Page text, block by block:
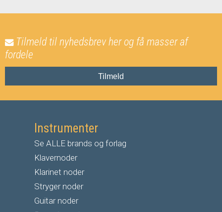
Tilmeld til nyhedsbrev her og få masser af
fordele
Tilmeld
Instrumenter
Se ALLE brands og forlag
Klavernoder
Klarinet noder
Stryger noder
Guitar noder